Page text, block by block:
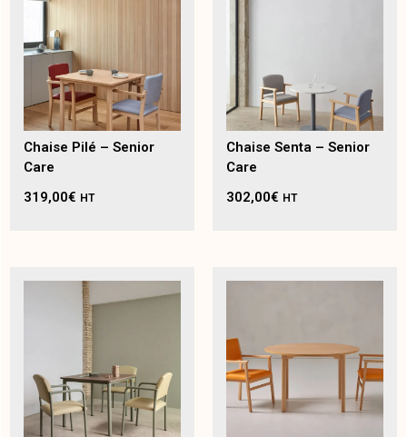
Chaise Pilé – Senior
Care
319,00€ HT
Chaise Senta – Senior
Care
302,00€ HT